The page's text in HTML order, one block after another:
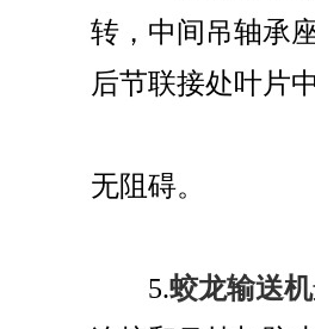
转，中间吊轴承
后节联接处叶片
无阻碍。
5.蛟龙输送机